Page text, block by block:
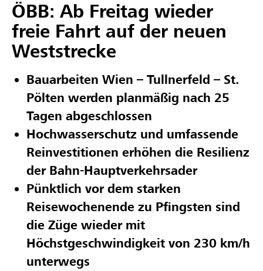
ÖBB: Ab Freitag wieder
freie Fahrt auf der neuen
Weststrecke
Bauarbeiten Wien – Tullnerfeld – St.
Pölten werden planmäßig nach 25
Tagen abgeschlossen
Hochwasserschutz und umfassende
Reinvestitionen erhöhen die Resilienz
der Bahn-Hauptverkehrsader
Pünktlich vor dem starken
Reisewochenende zu Pfingsten sind
die Züge wieder mit
Höchstgeschwindigkeit von 230 km/h
unterwegs